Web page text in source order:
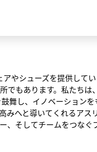
やシューズを提供して
でもあります。私たちは
舞し、イノベーション
みへと導いてくれるアス
、そしてチームをつなぐ